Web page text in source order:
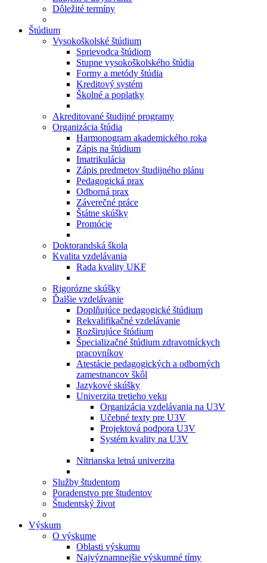
Dôležité termíny
Štúdium
Vysokoškolské štúdium
Sprievodca štúdiom
Stupne vysokoškolského štúdia
Formy a metódy štúdia
Kreditový systém
Školné a poplatky
Akreditované študijné programy
Organizácia štúdia
Harmonogram akademického roka
Zápis na štúdium
Imatrikulácia
Zápis predmetov študijného plánu
Pedagogická prax
Odborná prax
Záverečné práce
Štátne skúšky
Promócie
Doktorandská škola
Kvalita vzdelávania
Rada kvality UKF
Rigorózne skúšky
Ďalšie vzdelávanie
Doplňujúce pedagogické štúdium
Rekvalifikačné vzdelávanie
Rozširujúce štúdium
Špecializačné štúdium zdravotníckych
pracovníkov
Atestácie pedagogických a odborných
zamestnancov škôl
Jazykové skúšky
Univerzita tretieho veku
Organizácia vzdelávania na U3V
Učebné texty pre U3V
Projektová podpora U3V
Systém kvality na U3V
Nitrianska letná univerzita
Služby študentom
Poradenstvo pre študentov
Študentský život
Výskum
O výskume
Oblasti výskumu
Najvýznamnejšie výskumné tímy